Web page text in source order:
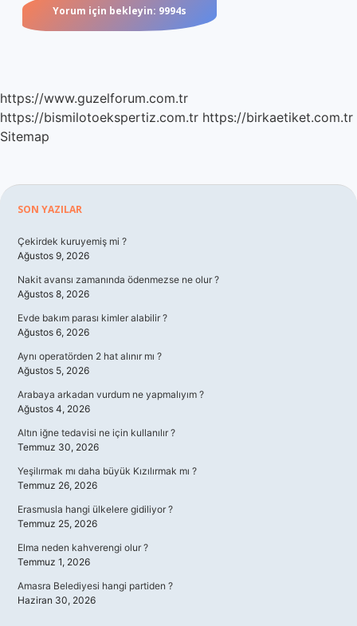
https://www.guzelforum.com.tr
https://bismilotoekspertiz.com.tr https://birkaetiket.com.tr
Sitemap
Sidebar
SON YAZILAR
Çekirdek kuruyemiş mi ?
Ağustos 9, 2026
Nakit avansı zamanında ödenmezse ne olur ?
Ağustos 8, 2026
Evde bakım parası kimler alabilir ?
Ağustos 6, 2026
Aynı operatörden 2 hat alınır mı ?
Ağustos 5, 2026
Arabaya arkadan vurdum ne yapmalıyım ?
Ağustos 4, 2026
Altın iğne tedavisi ne için kullanılır ?
Temmuz 30, 2026
Yeşilırmak mı daha büyük Kızılırmak mı ?
Temmuz 26, 2026
Erasmusla hangi ülkelere gidiliyor ?
Temmuz 25, 2026
Elma neden kahverengi olur ?
Temmuz 1, 2026
Amasra Belediyesi hangi partiden ?
Haziran 30, 2026